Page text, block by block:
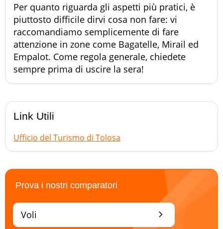
Per quanto riguarda gli aspetti più pratici, è
piuttosto difficile dirvi cosa non fare: vi
raccomandiamo semplicemente di fare
attenzione in zone come Bagatelle, Mirail ed
Empalot. Come regola generale, chiedete
sempre prima di uscire la sera!
Link Utili
Ufficio del Turismo di Tolosa
Prova i nostri comparatori
chevron_right
Voli